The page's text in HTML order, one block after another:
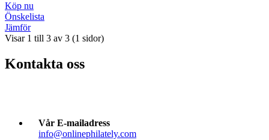
Köp nu
Önskelista
Jämför
Visar 1 till 3 av 3 (1 sidor)
Kontakta oss
Vår E-mailadress
info@onlinephilately.com